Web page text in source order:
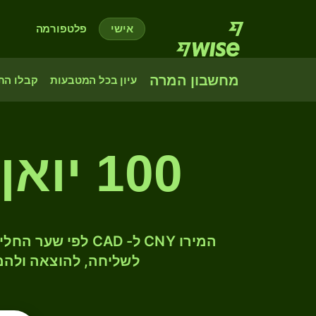
אישי פלטפורמה
מחשבון המרה עיון בכל המטבעות קבלו
100 יואן סיני RMB לדולר קנדי
לשליחה, להוצאה